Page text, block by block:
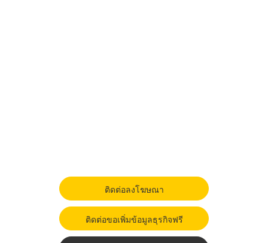
ติดต่อลงโฆษณา
ติดต่อขอเพิ่มข้อมูลธุรกิจฟรี